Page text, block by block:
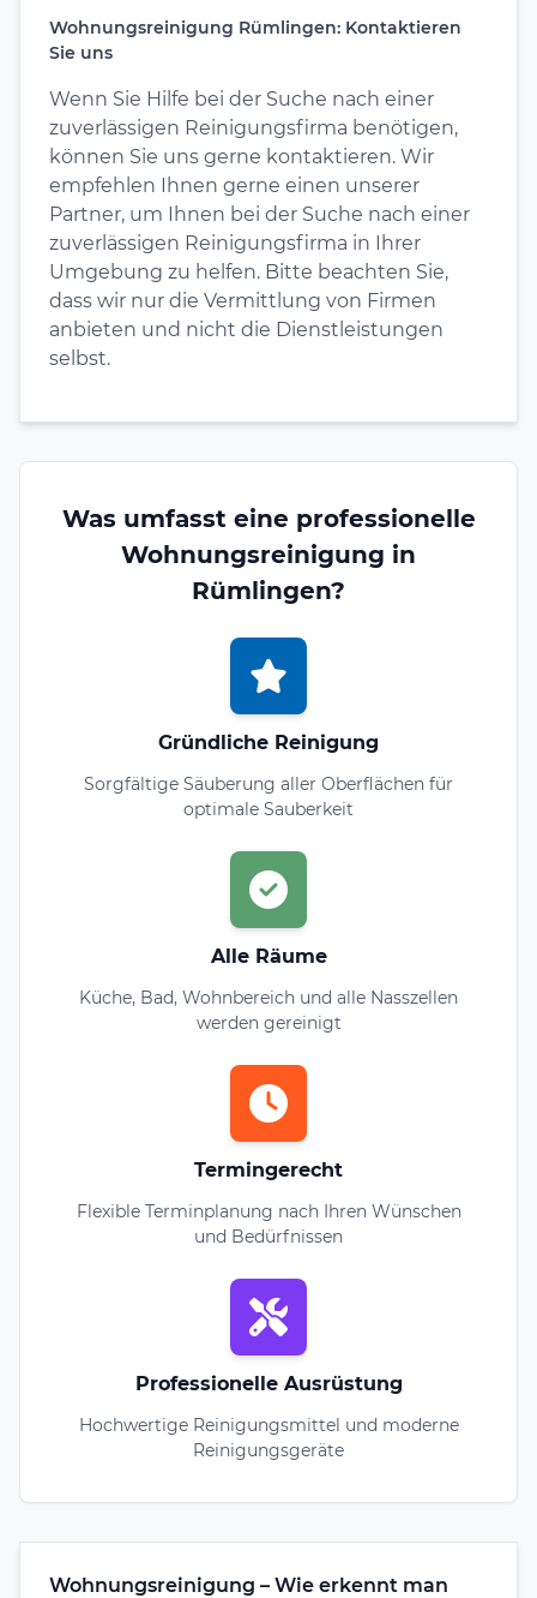
Wohnungsreinigung Rümlingen: Kontaktieren
Sie uns
Wenn Sie Hilfe bei der Suche nach einer
zuverlässigen Reinigungsfirma benötigen,
können Sie uns gerne kontaktieren. Wir
empfehlen Ihnen gerne einen unserer
Partner, um Ihnen bei der Suche nach einer
zuverlässigen Reinigungsfirma in Ihrer
Umgebung zu helfen. Bitte beachten Sie,
dass wir nur die Vermittlung von Firmen
anbieten und nicht die Dienstleistungen
selbst.
Was umfasst eine professionelle
Wohnungsreinigung in
Rümlingen?
Gründliche Reinigung
Sorgfältige Säuberung aller Oberflächen für
optimale Sauberkeit
Alle Räume
Küche, Bad, Wohnbereich und alle Nasszellen
werden gereinigt
Termingerecht
Flexible Terminplanung nach Ihren Wünschen
und Bedürfnissen
Professionelle Ausrüstung
Hochwertige Reinigungsmittel und moderne
Reinigungsgeräte
Wohnungsreinigung – Wie erkennt man